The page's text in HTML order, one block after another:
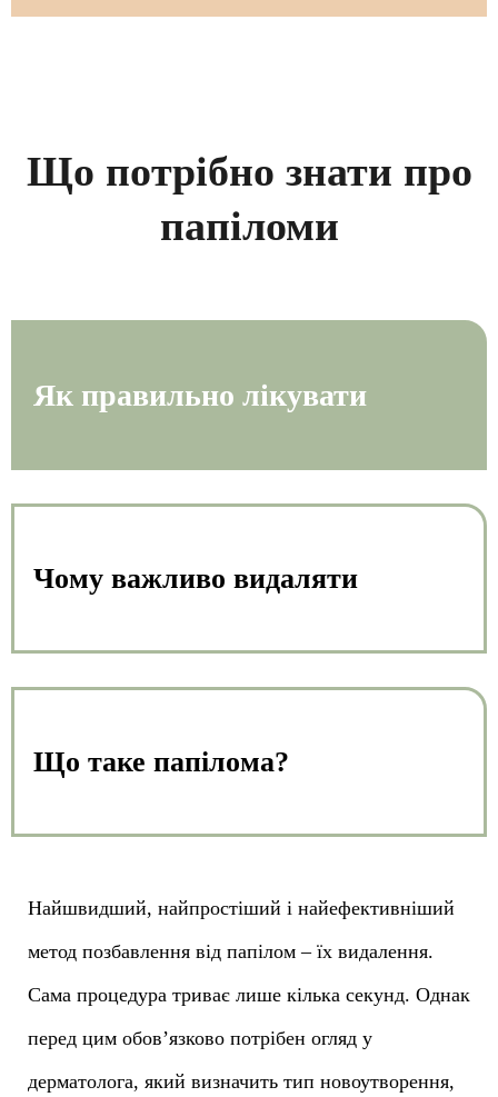
Що потрібно знати про
папіломи
Як правильно лікувати
Чому важливо видаляти
Що таке папілома?
Найшвидший, найпростіший і найефективніший
метод позбавлення від папілом – їх видалення.
Сама процедура триває лише кілька секунд. Однак
перед цим обов’язково потрібен огляд у
дерматолога, який визначить тип новоутворення,